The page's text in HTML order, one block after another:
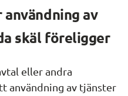
av
skäl föreligger
eller andra
användning av tjänster